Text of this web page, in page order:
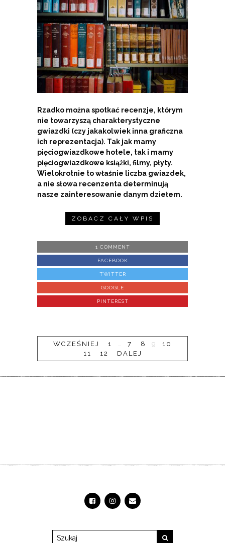
Rzadko można spotkać recenzje, którym
nie towarzyszą charakterystyczne
gwiazdki (czy jakakolwiek inna graficzna
ich reprezentacja). Tak jak mamy
pięciogwiazdkowe hotele, tak i mamy
pięciogwiazdkowe książki, filmy, płyty.
Wielokrotnie to właśnie liczba gwiazdek,
a nie słowa recenzenta determinują
nasze zainteresowanie danym dziełem.
ZOBACZ CAŁY WPIS
1 COMMENT
FACEBOOK
TWITTER
GOOGLE
PINTEREST
WCZEŚNIEJ 1 7 8 9
10
11
12 DALEJ